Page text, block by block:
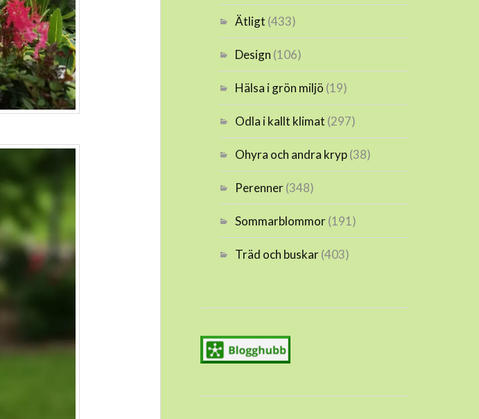
Ätligt (433)
Design (106)
Hälsa i grön miljö (19)
Odla i kallt klimat (297)
Ohyra och andra kryp(38)
Perenner(348)
Sommarblommor(191)
Träd och buskar(403)